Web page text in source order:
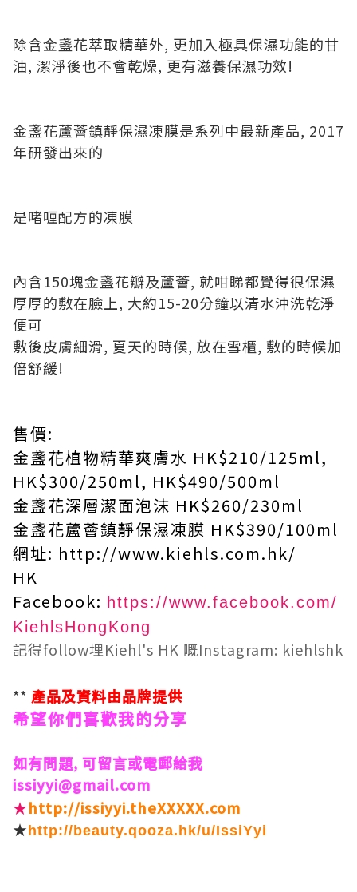
除含金盞花萃取精華外, 更加入極具保濕功能的甘
油, 潔淨後也不會乾燥, 更有滋養保濕功效!
金盞花蘆薈鎮靜保濕凍膜是系列中最新產品, 2017
年研發出來的
是啫喱配方的凍膜
內含150塊金盞花瓣及蘆薈, 就咁睇都覺得很保濕
厚厚的敷在臉上, 大約15-20分鐘以清水沖洗乾淨
便可
敷後皮膚細滑, 夏天的時候, 放在雪櫃, 敷的時候加
倍舒緩!
售價:
金盞花植物精華爽膚水 HK$210/125ml,
HK$300/250ml, HK$490/500ml
金盞花深層潔面泡沫 HK$260/230ml
金盞花蘆薈鎮靜保濕凍膜 HK$390/100ml
網址: http://www.kiehls.com.hk/
HK
Facebook: https://www.facebook.com/
KiehlsHongKong
記得follow埋Kiehl's HK 嘅Instagram: kiehlshk
** 產品及資料由品牌提供
希望你們喜歡我的分享
如有問題, 可留言或電郵給我
issiyyi@gmail.com
★http://issiyyi.theXXXXX.com
★ http://beauty.qooza.hk/u/IssiYyi